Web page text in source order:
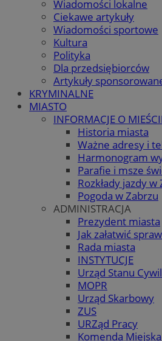
Wiadomości lokalne
Ciekawe artykuły
Wiadomości sportowe
Kultura
Polityka
Dla przedsiębiorców
Artykuły
KRYMINALNE
MIASTO
INFORMACJE O
Historia miasta
Ważne adresy i
Harmonogram
Parafie i msze
Rozkłady jazdy w
Pogoda w Zabrzu
ADMINISTRACJA
Prezydent miasta
Jak załatwić
Rada miasta
INSTYTUCJE
Urząd Stanu
MOPR
Urząd Skarbowy
ZUS
URZąd Pracy
Komenda